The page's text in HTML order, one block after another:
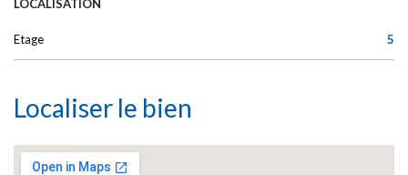
LOCALISATION
Etage 5
Localiser le bien